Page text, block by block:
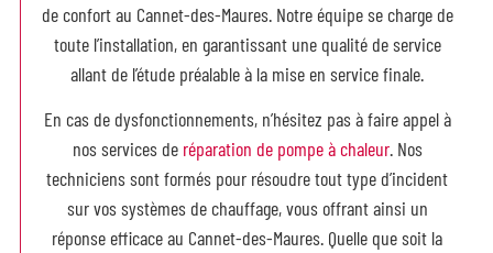
de confort au Cannet-des-Maures. Notre équipe se charge de
toute l’installation, en garantissant une qualité de service
allant de l’étude préalable à la mise en service finale.
En cas de dysfonctionnements, n’hésitez pas à faire appel à
nos services de réparation de pompe à chaleur. Nos
techniciens sont formés pour résoudre tout type d’incident
sur vos systèmes de chauffage, vous offrant ainsi un
réponse efficace au Cannet-des-Maures. Quelle que soit la